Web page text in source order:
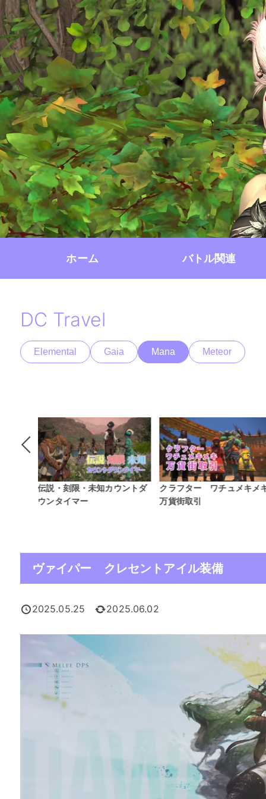
ホーム バトル関連
DC Travel
Elemental Gaia Mana Meteor
クラフター ワチュメキメキ
万貨街取引
Patch7.1 ギャザラー新式装
禁断
ヴァイパー クレセントアイル装備
2025.05.25 2025.06.02